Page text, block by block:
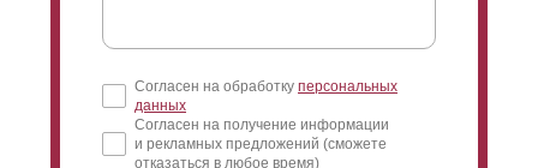
Согласен на обработку персональных
данных
Согласен на получение информации
и рекламных предложений (сможете
отказаться в любое время)